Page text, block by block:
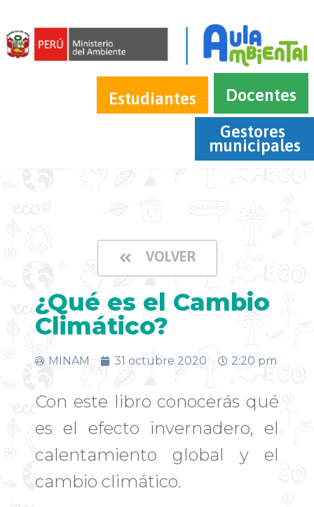
Estudiantes
Docentes
Gestores
municipales
VOLVER
¿Qué es el Cambio
Climático?
MINAM 31 octubre 2020 2:20 pm
Con este libro conocerás qué
es el efecto invernadero, el
calentamiento global y el
cambio climático.